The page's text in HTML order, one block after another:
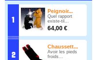
Peignoir...
Quel rapport
existe-til...
64,00 €
Chaussett...
Avoir les pieds
froids...